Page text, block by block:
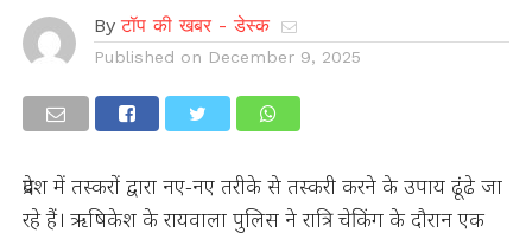
By टॉप की खबर - डेस्क
Published on December 9, 2025
प्रदेश में तस्करों द्वारा नए-नए तरीके से तस्करी करने के उपाय ढूंढे जा
रहे हैं। ऋषिकेश के रायवाला पुलिस ने रात्रि चेकिंग के दौरान एक